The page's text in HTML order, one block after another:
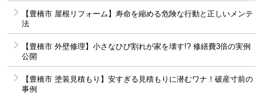
【豊橋市 屋根リフォーム】寿命を縮める危険な行動と正しいメンテ
法
【豊橋市 外壁修理】小さなひび割れが家を壊す!? 修繕費3倍の実例
公開
【豊橋市 塗装見積もり】安すぎる見積もりに潜むワナ！破産寸前の
事例